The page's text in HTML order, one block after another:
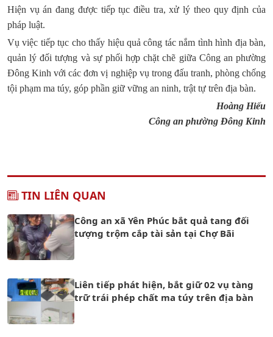
Hiện vụ án đang được tiếp tục điều tra, xử lý theo quy định của
pháp luật.
Vụ việc tiếp tục cho thấy hiệu quả công tác nắm tình hình địa bàn,
quản lý đối tượng và sự phối hợp chặt chẽ giữa Công an phường
Đông Kinh với các đơn vị nghiệp vụ trong đấu tranh, phòng chống
tội phạm ma túy, góp phần giữ vững an ninh, trật tự trên địa bàn.
Hoàng Hiếu
Công an phường Đông Kinh
TIN LIÊN QUAN
Công an xã Yên Phúc bắt quả tang đối
tượng trộm cắp tài sản tại Chợ Bãi
Liên tiếp phát hiện, bắt giữ 02 vụ tàng
trữ trái phép chất ma túy trên địa bàn